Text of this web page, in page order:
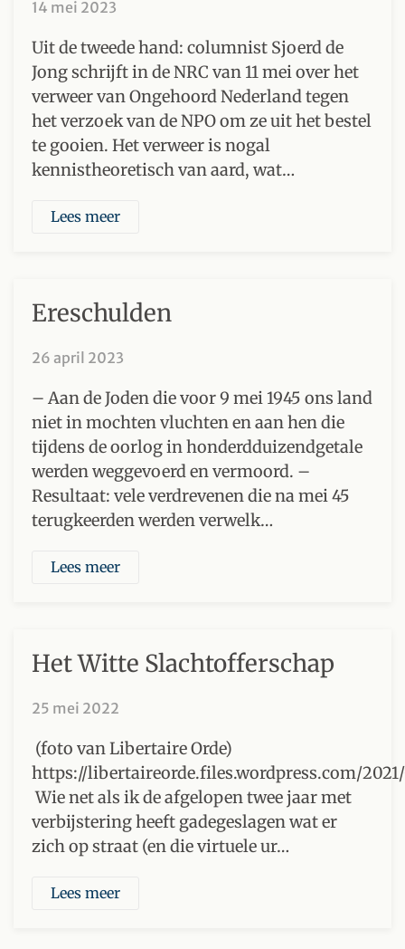
14 mei 2023
Uit de tweede hand: columnist Sjoerd de
Jong schrijft in de NRC van 11 mei over het
verweer van Ongehoord Nederland tegen
het verzoek van de NPO om ze uit het bestel
te gooien. Het verweer is nogal
kennistheoretisch van aard, wat…
Lees meer
Ereschulden
26 april 2023
– Aan de Joden die voor 9 mei 1945 ons land
niet in mochten vluchten en aan hen die
tijdens de oorlog in honderdduizendgetale
werden weggevoerd en vermoord. –
Resultaat: vele verdrevenen die na mei 45
terugkeerden werden verwelk…
Lees meer
Het Witte Slachtofferschap
25 mei 2022
(foto van Libertaire Orde)
https://libertaireorde.files.wordpress.com/
Wie net als ik de afgelopen twee jaar met
verbijstering heeft gadegeslagen wat er
zich op straat (en die virtuele ur…
Lees meer